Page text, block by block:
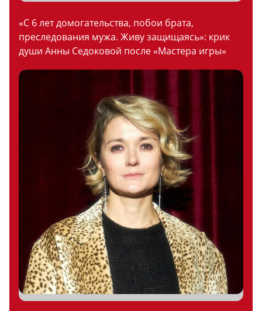
«С 6 лет домогательства, побои брата,
преследования мужа. Живу защищаясь»: крик
души Анны Седоковой после «Мастера игры»